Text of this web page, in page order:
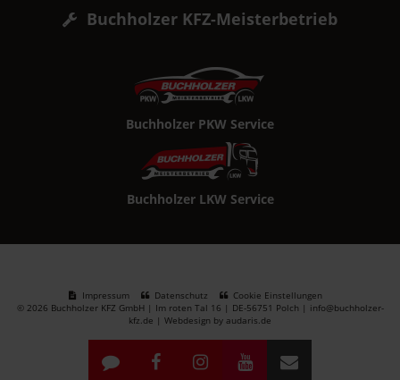
Buchholzer KFZ-Meisterbetrieb
Buchholzer PKW Service
Buchholzer LKW Service
Impressum Datenschutz
Cookie Einstellungen
© 2026 Buchholzer KFZ GmbH | Im roten Tal 16 | DE-56751 Polch | info@buchholzer-
kfz.de | Webdesign by audaris.de